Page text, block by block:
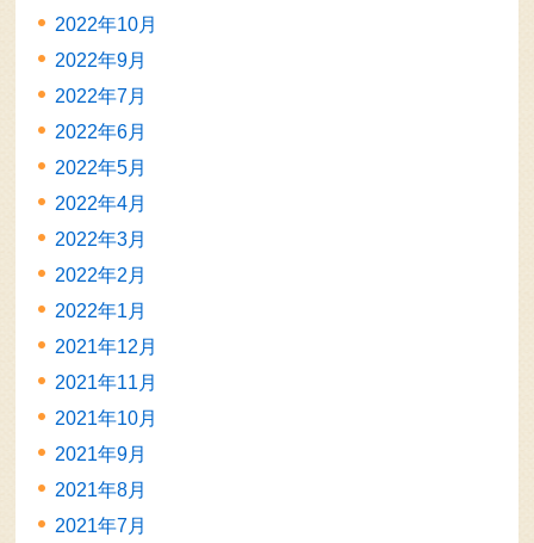
2022年10月
2022年9月
2022年7月
2022年6月
2022年5月
2022年4月
2022年3月
2022年2月
2022年1月
2021年12月
2021年11月
2021年10月
2021年9月
2021年8月
2021年7月